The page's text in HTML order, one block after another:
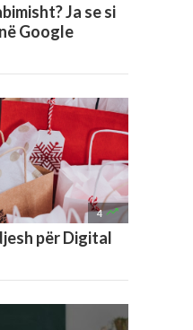
Ja se si
Google
4 
për Digital